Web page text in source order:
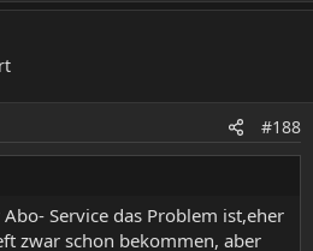
#188
Service das Problem ist,eher
zwar schon bekommen, aber